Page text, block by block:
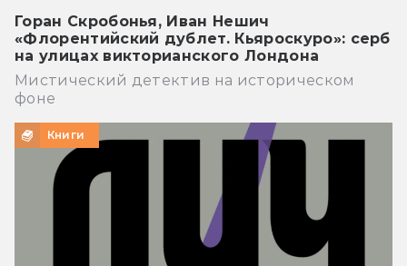
Горан Скробонья, Иван Нешич
«Флорентийский дублет. Кьяроскуро»: серб
на улицах викторианского Лондона
Мистический детектив на историческом
фоне
Книги